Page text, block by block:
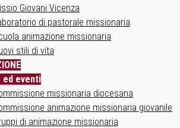
Giovani Vicenza
di pastorale missionaria
animazione missionaria
stili di vita
ed eventi
missionaria diocesana
animazione missionaria giovanile
di animazione missionaria